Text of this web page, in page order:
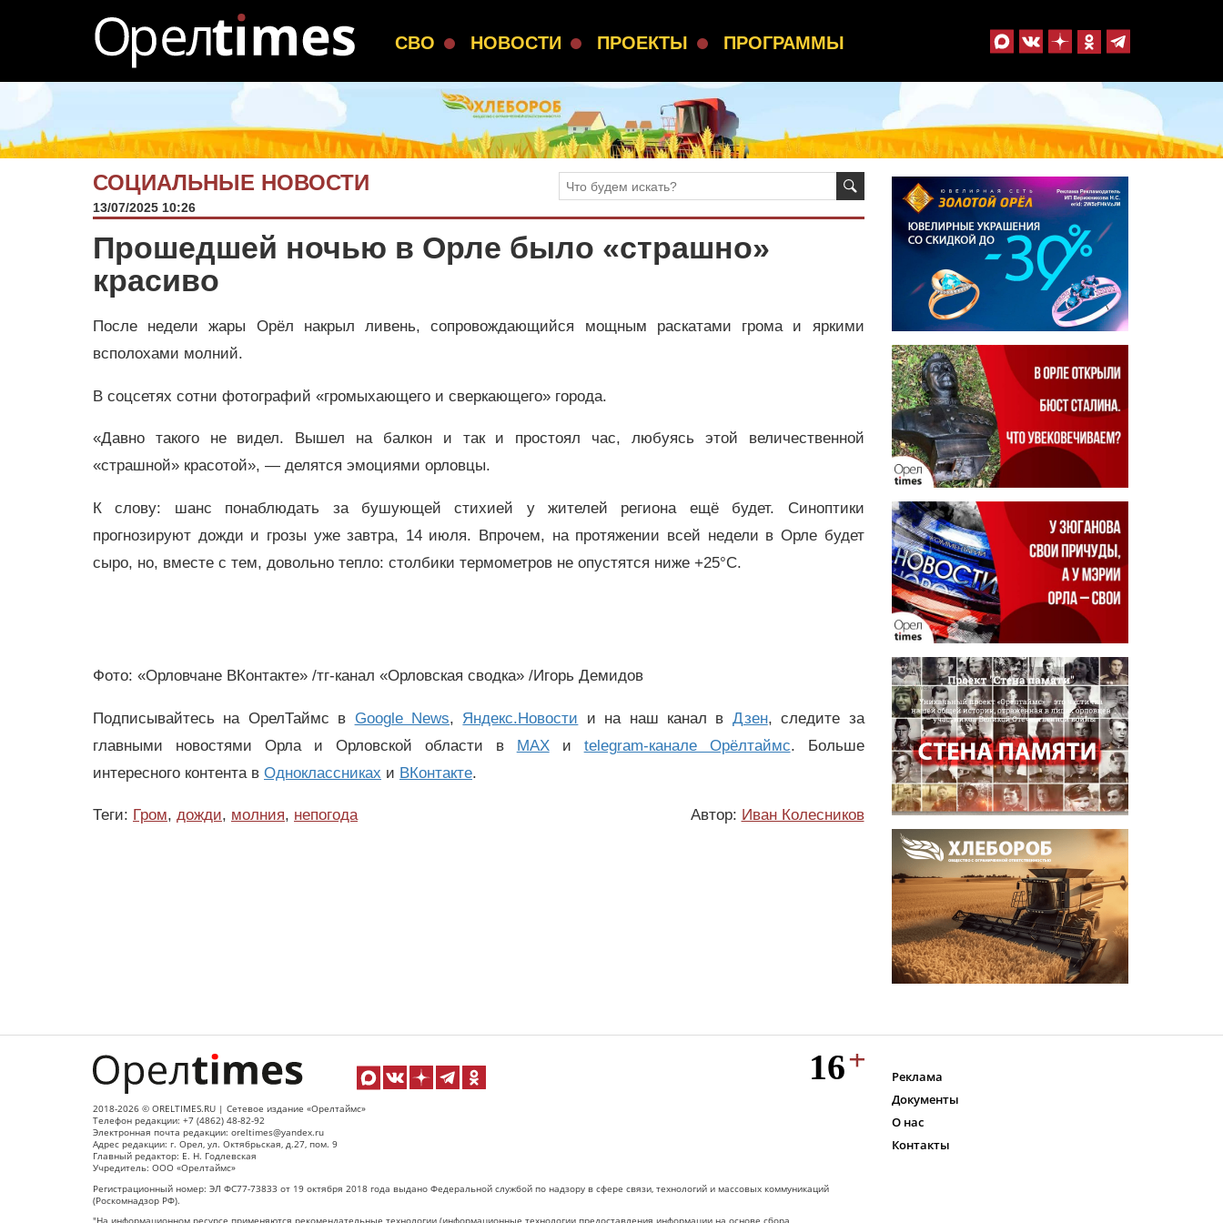
СВО НОВОСТИ ПРОЕКТЫ ПРОГРАММЫ
СОЦИАЛЬНЫЕ НОВОСТИ
13/07/2025 10:26
Прошедшей ночью в Орле было «страшно»
красиво
После недели жары Орёл накрыл ливень, сопровождающийся мощным раскатами грома и яркими
всполохами молний.
В соцсетях сотни фотографий «громыхающего и сверкающего» города.
«Давно такого не видел. Вышел на балкон и так и простоял час, любуясь этой величественной
«страшной» красотой», — делятся эмоциями орловцы.
К слову: шанс понаблюдать за бушующей стихией у жителей региона ещё будет. Синоптики
прогнозируют дожди и грозы уже завтра, 14 июля. Впрочем, на протяжении всей недели в Орле будет
сыро, но, вместе с тем, довольно тепло: столбики термометров не опустятся ниже +25°C.
Фото: «Орловчане ВКонтакте» /тг-канал «Орловская сводка» /Игорь Демидов
Подписывайтесь на ОрелТаймс в Google News, Яндекс.Новости и на наш канал в Дзен, следите за
главными новостями Орла и Орловской области в MAXи telegram-канале Орёлтаймс. Больше
интересного контента в Одноклассниках и ВКонтакте.
Теги: Гром, дожди, молния, непогода Автор: Иван Колесников
2018-2026 © ORELTIMES.RU | Сетевое издание «Орелтаймс»
Телефон редакции: +7 (4862) 48-82-92
Электронная почта редакции: oreltimes@yandex.ru
Адрес редакции: г. Орел, ул. Октябрьская, д.27, пом. 9
Главный редактор: Е. Н. Годлевская
Учредитель: ООО «Орелтаймс»
Регистрационный номер: ЭЛ ФС77-73833 от 19 октября 2018 года выдано Федеральной службой по надзору в сфере связи, технологий и массовых коммуникаций
(Роскомнадзор РФ).
Реклама
Документы
О нас
Контакты